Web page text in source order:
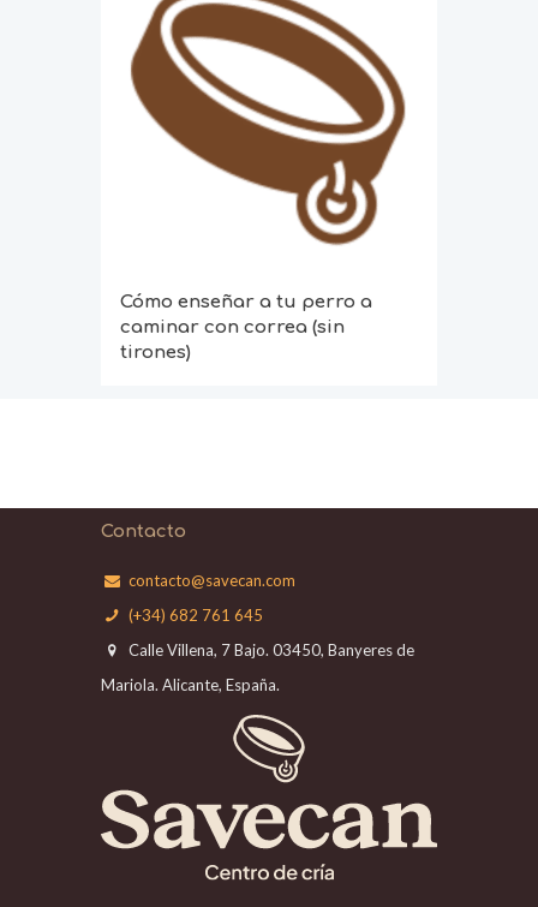
Cómo enseñar a tu perro a
caminar con correa (sin
tirones)
Contacto
contacto@savecan.com
(+34) 682 761 645
Calle Villena, 7 Bajo. 03450, Banyeres de
Mariola. Alicante, España.